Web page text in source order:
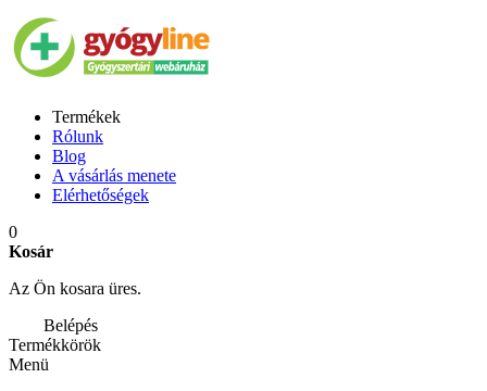
Termékek
Rólunk
Blog
A vásárlás menete
Elérhetőségek
0
Kosár
Az Ön kosara üres.
Belépés
Termékkörök
Menü